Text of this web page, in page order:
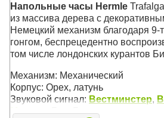
Напольные часы Hermle
из массива дерева с
Немецкий механизм благодаря 9-
гонгом, беспрецедентно
том числе лондонских курантов
Механизм: Механический
Корпус: Орех, латунь
Звуковой сигнал: Вестминстер,
Михаил, Бим-Бом